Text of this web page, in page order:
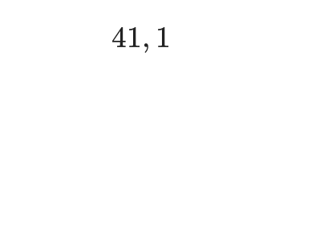
41, 1
41 1